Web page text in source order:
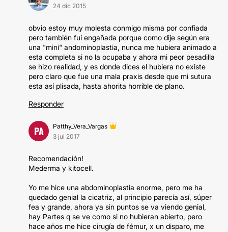
24 dic 2015
obvio estoy muy molesta conmigo misma por confiada
pero también fui engañada porque como dije según era
una "mini" andominoplastia, nunca me hubiera animado a
esta completa si no la ocupaba y ahora mi peor pesadilla
se hizo realidad, y es donde dices el hubiera no existe
pero claro que fue una mala praxis desde que mi sutura
esta así plisada, hasta ahorita horrible de plano.
Responder
PA
Patthy_Vera_Vargas
3 jul 2017
Recomendación!
Mederma y kitocell.
Yo me hice una abdominoplastia enorme, pero me ha
quedado genial la cicatriz, al principio parecía así, súper
fea y grande, ahora ya sin puntos se va viendo genial,
hay Partes q se ve como si no hubieran abierto, pero
hace años me hice cirugía de fémur, x un disparo, me